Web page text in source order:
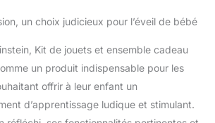
un choix judicieux pour l’éveil de bébé
Kit de jouets et ensemble cadeau
un produit indispensable pour les
offrir à leur enfant un
d’apprentissage ludique et stimulant.